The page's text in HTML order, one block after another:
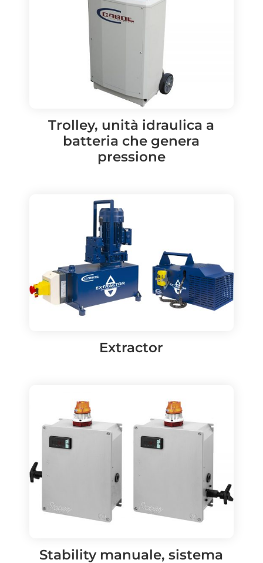
Trolley, unità idraulica a
batteria che genera
pressione
Extractor
Stability manuale, sistema